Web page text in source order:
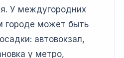
У междугородних
городе может быть
автовокзал,
у метро,